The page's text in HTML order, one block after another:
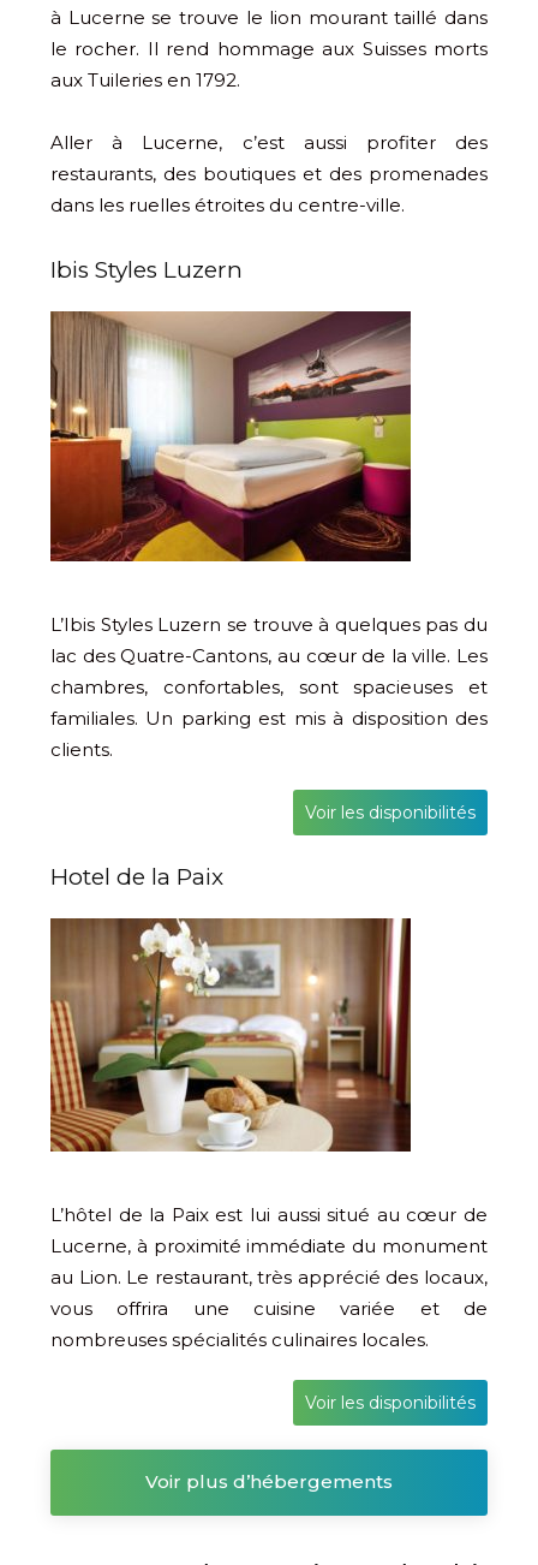
à Lucerne se trouve le lion mourant taillé dans
le rocher. Il rend hommage aux Suisses morts
aux Tuileries en 1792.
Aller à Lucerne, c’est aussi profiter des
restaurants, des boutiques et des promenades
dans les ruelles étroites du centre-ville.
Ibis Styles Luzern
L’Ibis Styles Luzern se trouve à quelques pas du
lac des Quatre-Cantons, au cœur de la ville. Les
chambres, confortables, sont spacieuses et
familiales. Un parking est mis à disposition des
clients.
Voir les disponibilités
Hotel de la Paix
L’hôtel de la Paix est lui aussi situé au cœur de
Lucerne, à proximité immédiate du monument
au Lion. Le restaurant, très apprécié des locaux,
vous offrira une cuisine variée et de
nombreuses spécialités culinaires locales.
Voir les disponibilités
Voir plus d’hébergements